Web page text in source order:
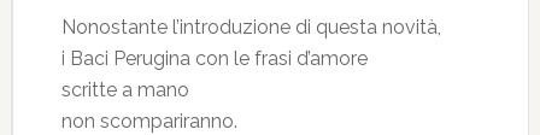
Nonostante l’introduzione di questa novità,
i Baci Perugina con le frasi d’amore
scritte a mano
non scompariranno.